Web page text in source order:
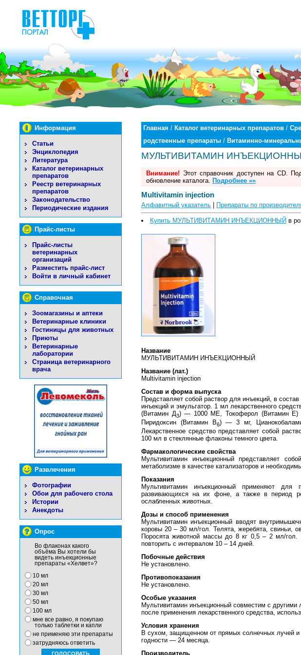
Информация
Статьи
Энциклопедия
Литература
Каталог ветеринарных
препаратов
Реестр ветеринарных
препаратов
Законодательство
Периодические издания
Прайс-листы
Прайс-листы
ветеринарных
организаций
Разместить прайс-лист
Войти в личный кабинет
Справочная
Зоомагазины и аптеки
Ветеринарные клиники
Гостиницы для животных
Приюты
Ветеринарные
лаборатории
Страница ветеринарного
врача
Развлечения
Фотографии
Обои для рабочего стола
Истории
Анекдоты
Опрос
Во флаконах какого
объёма Вы хотели бы
видеть инъекционные
препараты «Хелвет»?
10 мл
20 мл
30 мл
50 мл
100 мл
мне все равно, я покупаю
только таблетки и капли
не применяю эти препараты
затрудняюсь ответить
Главная / Каталог ветеринарных препаратов /
родственные препараты / Витаминно-
МУЛЬТИВИТАМИН
Внимание! Этот справочник доступен на CD.
обновление каталога. Подробнее »»
Multivitamin injection
Алфавитный указатель Препараты по
Купить МУЛЬТИВИТАМИН ИНЪЕКЦИОННЫЙв
Название
МУЛЬТИВИТАМИН ИНЪЕКЦИОННЫЙ
Название (лат.)
Multivitamin injection
Состав и форма выпуска
Представляет собой раствор для инъекций, в
инъекций и эмульгатор. 1 мл лекарственного
(Витамин Д3) — 1000 MЕ, Токоферол (Витамин
Пиридоксин (Витамин B6) — 3 мг,
Лекарственное средство представляет собой
100 мл в стеклянные флаконы темного цвета.
Фармакологические свойства
Мультивитамин инъекционный представляет
метаболизме в качестве катализаторов и
Показания
Мультивитамин инъекционный применяют для
развивающихся на их фоне, а также в период
ослабленных животных.
Дозы и способ применения
Мультивитамин инъекционный вводят
коровы 20 – 30 мл/гол. Телята, жеребята, свиньи,
Поросята животной массы до 8 кг 0,5 – 2 мл/
повторить с интервалом 10 – 14 дней.
Побочные действия
Не установлено.
Противопоказания
Не установлено.
Особые указания
Мультивитамин инъекционный совместим с
после применения лекарственного средства,
Условия хранения
В сухом, защищенном от прямых солнечных лучей и
годности — 24 месяца.
Производитель